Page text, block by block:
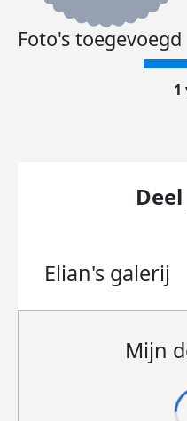
Foto's toegevoegd
1
Elian's galerij
Mijn